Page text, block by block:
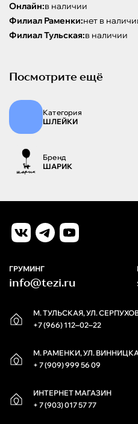
Онлайн:в наличии
Филиал Раменки:нет в
Филиал Тульская:в наличии
Посмотрите ещё
Категория
ШЛЕЙКИ
Бренд
ШАРИК
М. ТУЛЬСКАЯ, УЛ.
+7 (966) 112‒02‒22
М. РАМЕНКИ, УЛ.
+ 7 (909) 999 56 09
ИНТЕРНЕТ МАГАЗИН
+ 7 (903) 017 57 77
ГРУМИНГ
info@tezi.ru